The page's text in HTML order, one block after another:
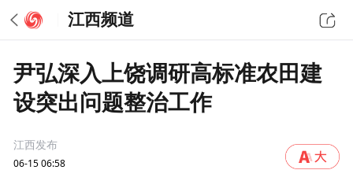
江西频道
尹弘深入上饶调研高标准农田建
设突出问题整治工作
江西发布
06-15 06:58